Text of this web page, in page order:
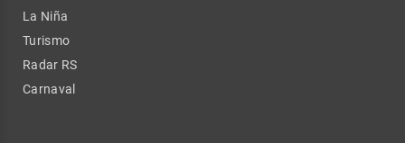
La Niña
Turismo
Radar RS
Carnaval